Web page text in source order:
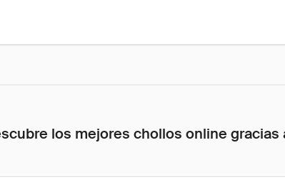
los mejores chollos online gracias